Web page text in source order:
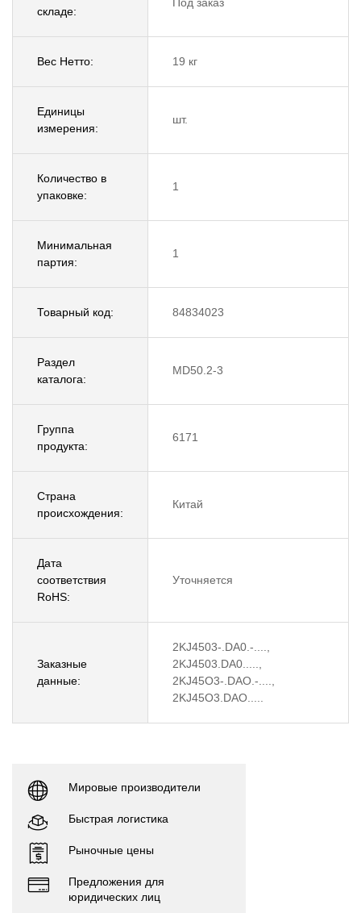
складе:
Под заказ
Вес Нетто: 19 кг
Единицы
измерения:
шт.
Количество в
упаковке:
1
Минимальная
партия:
1
Товарный код: 84834023
Раздел
каталога:
MD50.2-3
Группа
продукта:
6171
Страна
происхождения:
Китай
Дата
соответствия
RoHS:
Уточняется
Заказные
данные:
2KJ4503-.DA0.-....,
2KJ4503.DA0.....,
2KJ45O3-.DAO.-....,
2KJ45O3.DAO.....
Мировые производители
Быстрая логистика
Рыночные цены
Предложения для
юридических лиц